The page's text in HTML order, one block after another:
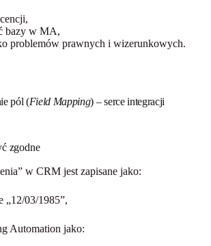
bazy w MA,
problemów prawnych i wizerunkowych.
pól (Field Mapping) – serce integracji
zgodne
w CRM jest zapisane jako:
„12/03/1985”,
Automation jako: